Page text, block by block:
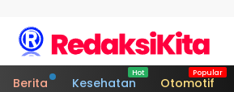
Berita Kesehatan Otomotif